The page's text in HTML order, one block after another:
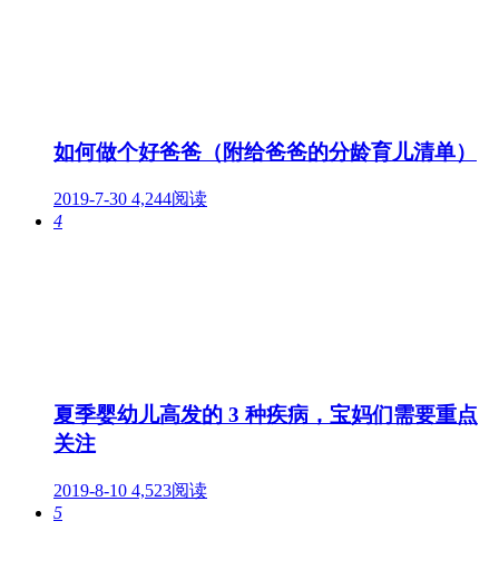
如何做个好爸爸（附给爸爸的分龄育儿清单）
2019-7-30 4,244阅读
4
夏季婴幼儿高发的 3 种疾病，宝妈们需要重点
关注
2019-8-10 4,523阅读
5